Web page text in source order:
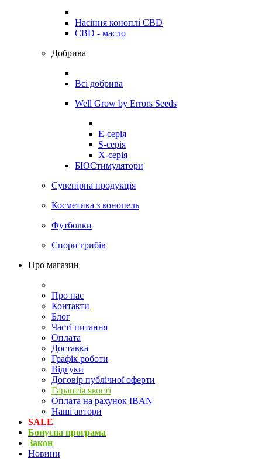
Насіння коноплі CBD
CBD - масло
Добрива
Всі добрива
Well Grow by Errors Seeds
E-серія
S-серія
X-серія
БІОСтимулятори
Сувенірна продукція
Косметика з конопель
Футболки
Спори грибів
Про магазин
Про нас
Контакти
Блог
Часті питання
Оплата
Доставка
Графік роботи
Відгуки
Договір публічної оферти
Гарантія якості
Оплата на рахунок IBAN
Наші автори
SALE
Бонусна програма
Закон
Новини